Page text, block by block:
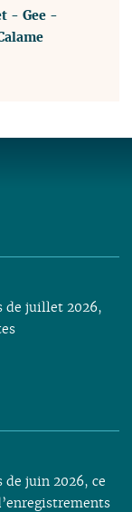
-Gee -
de juillet 2026,
juin 2026, ce